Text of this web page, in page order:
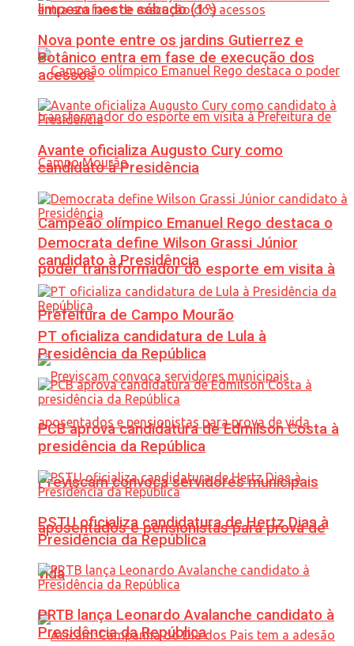
limpeza neste sábado (1º)
Campeão olímpico Emanuel Rego destaca o
poder transformador do esporte em visita à
Prefeitura de Campo Mourão
Previscam convoca servidores municipais
aposentados e pensionistas para prova de
vida
Nova ponte entre os jardins Gutierrez e
Botânico entra em fase de execução dos
acessos
Avante oficializa Augusto Cury como
candidato à Presidência
Democrata define Wilson Grassi Júnior
candidato à Presidência
PT oficializa candidatura de Lula à
Presidência da República
PCB aprova candidatura de Edmilson Costa à
presidência da República
PSTU oficializa candidatura de Hertz Dias à
Presidência da República
PRTB lança Leonardo Avalanche candidato à
Presidência da República